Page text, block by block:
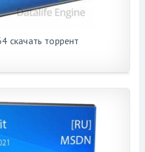
скачать торрент